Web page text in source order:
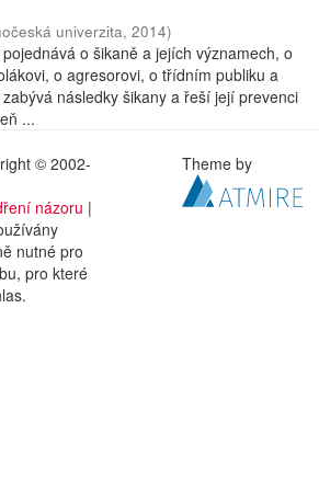
univerzita, 2014)
o šikaně a jejích významech, o
o agresorovi, o třídním publiku a
následky šikany a řeší její prevenci
...
© 2002-
názoru |
nutné pro
pro které
Theme by